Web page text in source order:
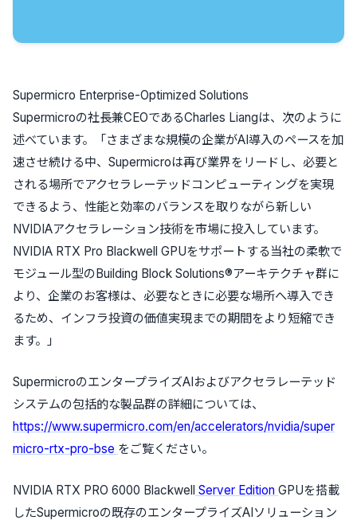
Supermicro Enterprise-Optimized Solutions
Supermicroの社長兼CEOであるCharles Liangは、次のように
述べています。「さまざまな規模の企業がAI導入のペースを加
速させ続ける中、Supermicroは再び業界をリードし、必要と
される場所でアクセラレーテッドコンピューティングを実現
できるよう、性能と効率のバランスを取りながら新しい
NVIDIAアクセラレーション技術を市場に投入しています。
NVIDIA RTX Pro Blackwell GPUをサポートする当社の柔軟で
モジュール型のBuilding Block Solutions®アーキテクチャ群に
より、企業のお客様は、必要なときに必要な場所へ導入でき
るため、インフラ投資の価値実現までの期間をより短縮でき
ます。」
SupermicroのエンタープライズAIおよびアクセラレーテッド
システムの包括的な製品群の詳細については、
https://www.supermicro.com/en/accelerators/nvidia/super
micro-rtx-pro-bse をご覧ください。
NVIDIA RTX PRO 6000 Blackwell Server Edition GPUを搭載
したSupermicroの既存のエンタープライズAIソリューション